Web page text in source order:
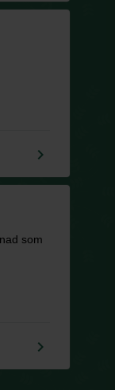
keyboard_arrow_right
som
keyboard_arrow_right